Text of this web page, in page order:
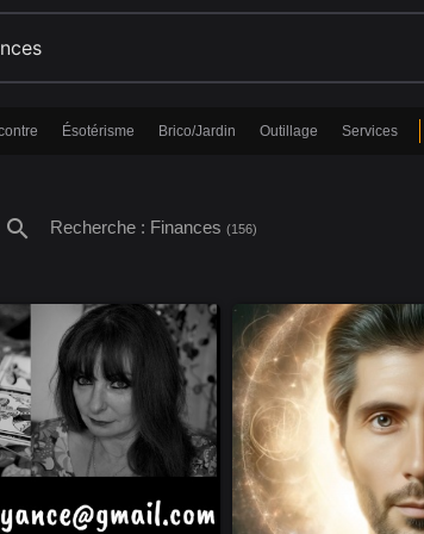
Ésotérisme Brico/Jardin Outillage Services
search Recherche : Finances (156)